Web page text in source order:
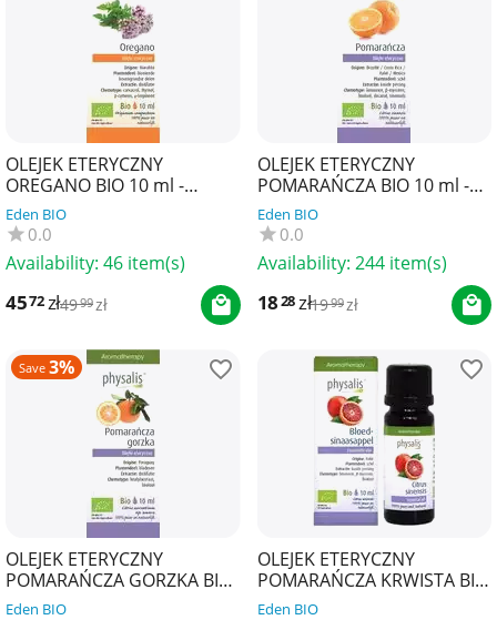
OLEJEK ETERYCZNY
OREGANO BIO 10 ml -
PHYSALIS
Eden BIO
0.0
Availability: 46 item(s)
4572zł4999 zł
OLEJEK ETERYCZNY
POMARAŃCZA BIO 10 ml -
PHYSALIS
Eden BIO
0.0
Availability: 244 item(s)
1828zł1999 zł
Save 3%
OLEJEK ETERYCZNY
POMARAŃCZA GORZKA BIO
10 ml - PHYSALIS
Eden BIO
OLEJEK ETERYCZNY
POMARAŃCZA KRWISTA BIO
10 ml - PHYSALIS
Eden BIO